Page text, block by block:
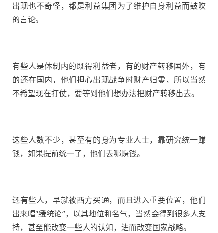
出现也不奇怪，都是利益集团为了维护自身利益而鼓吹
的言论。
有些人是体制内的既得利益者，有的财产转移国外，有
的还在国内，他们担心出现战争时财产归零，所以当然
不希望现在打仗，要等到他们想办法把财产转移出去。
这些人数不少，甚至有的身为专业人士，靠研究统一赚
钱，如果提前统一了，他们去哪赚钱。
还有些人，早就被西方买通，而且进入重要位置，他们
出来唱“缓统论”，以其地位和名气，当然会得到很多人支
持，甚至能改变一些人的认知，进而改变国家战略。